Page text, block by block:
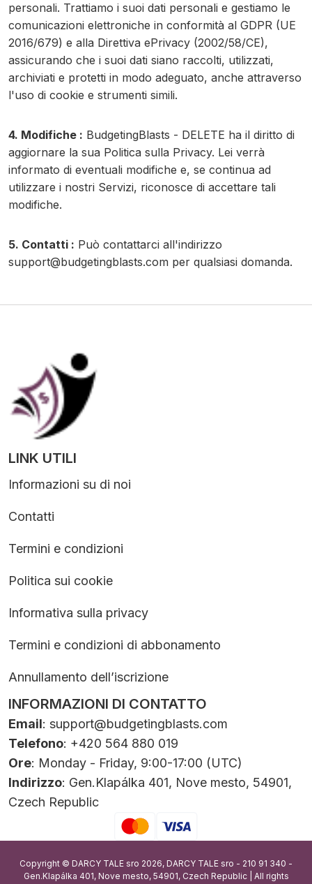
personali. Trattiamo i suoi dati personali e gestiamo le
comunicazioni elettroniche in conformità al GDPR (UE
2016/679) e alla Direttiva ePrivacy (2002/58/CE),
assicurando che i suoi dati siano raccolti, utilizzati,
archiviati e protetti in modo adeguato, anche attraverso
l'uso di cookie e strumenti simili.
4. Modifiche : BudgetingBlasts - DELETE ha il diritto di
aggiornare la sua Politica sulla Privacy. Lei verrà
informato di eventuali modifiche e, se continua ad
utilizzare i nostri Servizi, riconosce di accettare tali
modifiche.
5. Contatti : Può contattarci all'indirizzo
support@budgetingblasts.com per qualsiasi domanda.
LINK UTILI
Informazioni su di noi
Contatti
Termini e condizioni
Politica sui cookie
Informativa sulla privacy
Termini e condizioni di abbonamento
Annullamento dell’iscrizione
INFORMAZIONI DI CONTATTO
Email: support@budgetingblasts.com
Telefono: +420 564 880 019
Ore: Monday - Friday, 9:00-17:00 (UTC)
Indirizzo: Gen.Klapálka 401, Nove mesto, 54901,
Czech Republic
Copyright © DARCY TALE sro 2026, DARCY TALE sro - 210 91 340 -
Gen.Klapálka 401, Nove mesto, 54901, Czech Republic | All rights